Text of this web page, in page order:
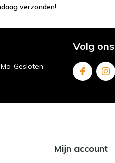
verzonden!
Gesloten
Volg ons
Mijn account